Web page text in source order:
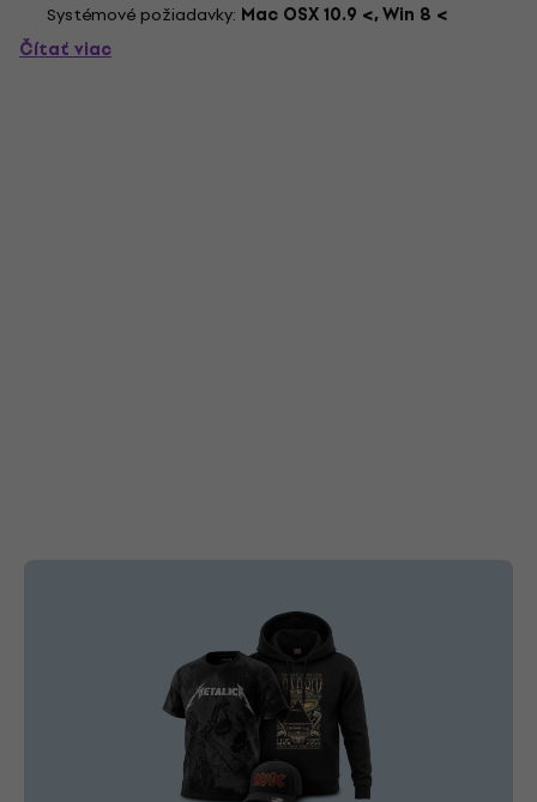
Systémové požiadavky: Mac OSX 10.9 <, Win 8 <
Čítať viac